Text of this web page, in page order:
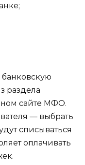
банковскую
раздела
сайте МФО.
— выбрать
списываться
оплачивать